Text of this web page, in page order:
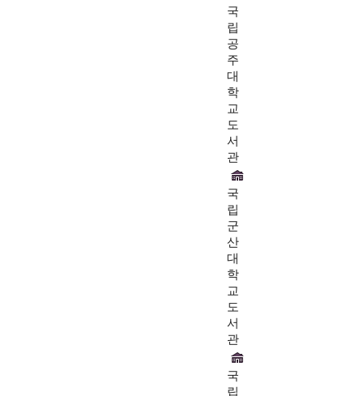
국
립
공
주
대
학
교
도
서
관
국
립
군
산
대
학
교
도
서
관
국
립